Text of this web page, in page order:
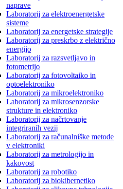
naprave
Laboratorij za elektroenergetske
sisteme
Laboratorij za energetske strategije
Laboratorij za preskrbo z električno
energijo
Laboratorij za razsvetljavo in
fotometrijo
Laboratorij za fotovoltaiko in
optoelektroniko
Laboratorij za mikroelektroniko
Laboratorij za mikrosenzorske
strukture in elektroniko
Laboratorij za načrtovanje
integriranih vezij
Laboratorij za računalniške metode
v elektroniki
Laboratorij za metrologijo in
kakovost
Laboratorij za robotiko
Laboratorij za biokibernetiko